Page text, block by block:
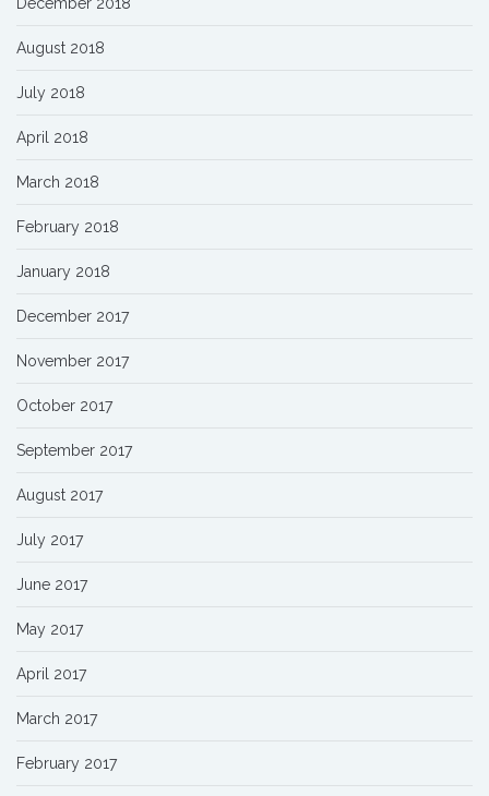
August 2018
July 2018
April 2018
March 2018
February 2018
January 2018
December 2017
November 2017
October 2017
September 2017
August 2017
July 2017
June 2017
May 2017
April 2017
March 2017
February 2017